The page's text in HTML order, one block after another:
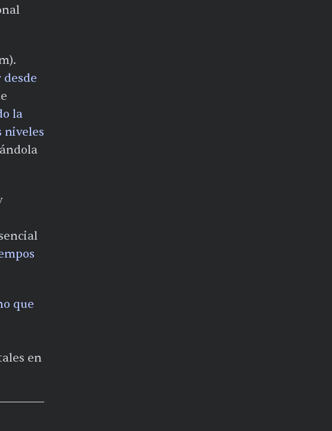
la
niveles
que
en